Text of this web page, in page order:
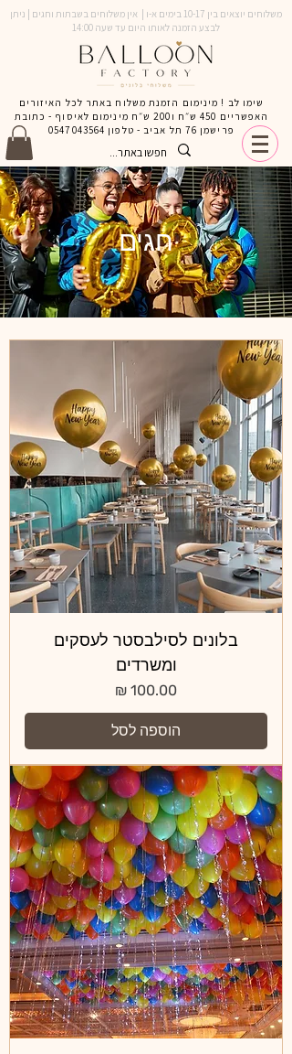
משלוחים יוצאים בין 10-17 בימים א-ו | אין משלוחים בשבתות וחגים | ניתן
לבצע הזמנה לאותו היום עד שעה 14:00
שימו לב ! מינימום הזמנת משלוח באתר לכל האיזורים
האפשריים 450 ש״ח ו200 ש״ח מינימום לאיסוף - כתובת
פרישמן 76 תל אביב - טלפון
0547043564
חגים
בלונים לסילבסטר לעסקים
ומשרדים
מחיר
הוספה לסל